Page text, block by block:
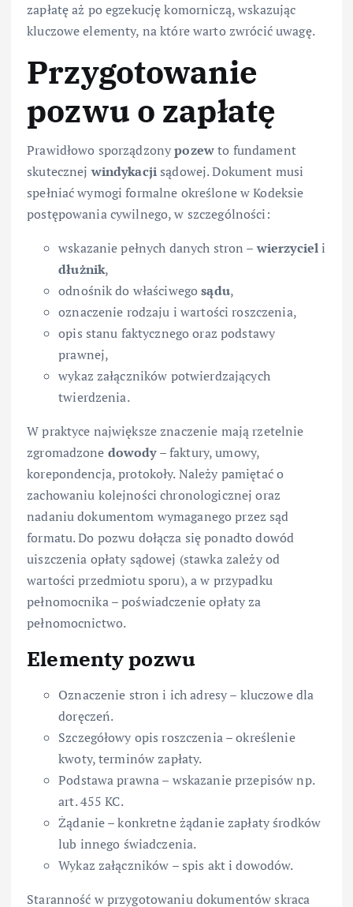
zapłatę aż po egzekucję komorniczą, wskazując
kluczowe elementy, na które warto zwrócić uwagę.
Przygotowanie
pozwu o zapłatę
Prawidłowo sporządzonypozewto fundament
skutecznejwindykacjisądowej. Dokument musi
spełniać wymogi formalne określone w Kodeksie
postępowania cywilnego, w szczególności:
wskazanie pełnych danych stron –wierzycieli
dłużnik,
odnośnik do właściwegosądu,
oznaczenie rodzaju i wartości roszczenia,
opis stanu faktycznego oraz podstawy
prawnej,
wykaz załączników potwierdzających
twierdzenia.
W praktyce największe znaczenie mają rzetelnie
zgromadzone dowody– faktury, umowy,
korepondencja, protokoły. Należy pamiętać o
zachowaniu kolejności chronologicznej oraz
nadaniu dokumentom wymaganego przez sąd
formatu. Do pozwu dołącza się ponadto dowód
uiszczenia opłaty sądowej (stawka zależy od
wartości przedmiotu sporu), a w przypadku
pełnomocnika – poświadczenie opłaty za
pełnomocnictwo.
Elementy pozwu
Oznaczenie stron i ich adresy – kluczowe dla
doręczeń.
Szczegółowy opis roszczenia – określenie
kwoty, terminów zapłaty.
Podstawa prawna – wskazanie przepisów np.
art. 455 KC.
Żądanie – konkretne żądanie zapłaty środków
lub innego świadczenia.
Wykaz załączników – spis akt i dowodów.
Staranność w przygotowaniu dokumentów skraca